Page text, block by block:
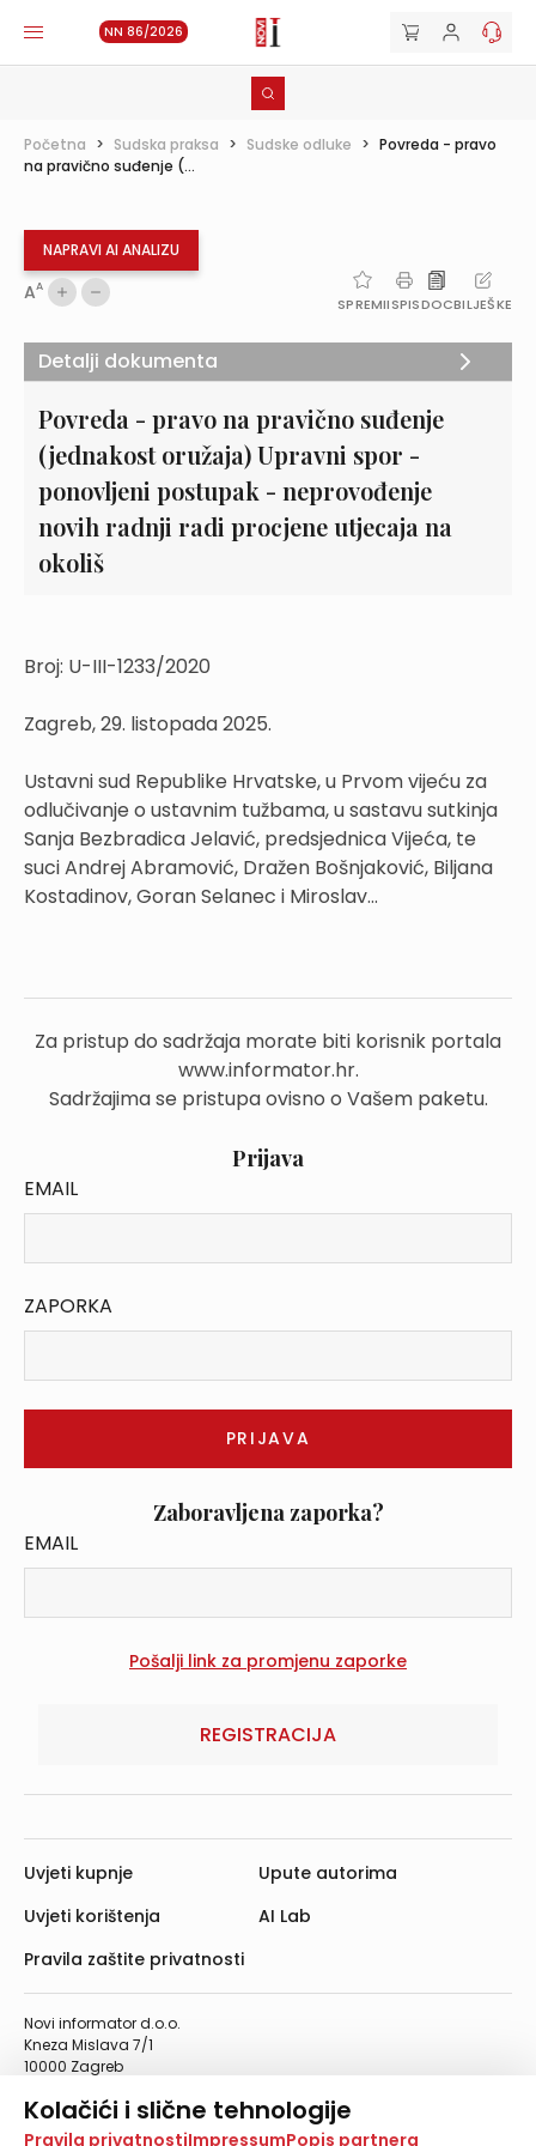
Kolačići i slične tehnologije
Na našoj web stranici koristimo kolačiće i slične
Pravila privatnostiImpressumPopis partnera
NN 86/2026
Početna > Sudska praksa > Sudske odluke > Povreda - pravo
na pravično suđenje (...
NAPRAVI AI ANALIZU
AA
SPREMIISPISDOCBILJEŠKE
Povreda - pravo na pravično suđenje
(jednakost oružaja) Upravni spor -
ponovljeni postupak - neprovođenje
novih radnji radi procjene utjecaja na
okoliš
Broj: U-III-1233/2020
Zagreb, 29. listopada 2025.
Ustavni sud Republike Hrvatske, u Prvom vijeću za
odlučivanje o ustavnim tužbama, u sastavu sutkinja
Sanja Bezbradica Jelavić, predsjednica Vijeća, te
suci Andrej Abramović, Dražen Bošnjaković, Biljana
Kostadinov, Goran Selanec i Miroslav...
Za pristup do sadržaja morate biti korisnik portala
www.informator.hr.
Sadržajima se pristupa ovisno o Vašem paketu.
Prijava
EMAIL
ZAPORKA
Zaboravljena zaporka?
EMAIL
REGISTRACIJA
Detalji dokumenta
Novi informator d.o.o.
Kneza Mislava 7/1
10000 Zagreb
Telefaks: 01/4612-553
info@informator.hr
Uvjeti kupnje
Uvjeti korištenja
Pravila zaštite privatnosti
Upute autorima
AI Lab